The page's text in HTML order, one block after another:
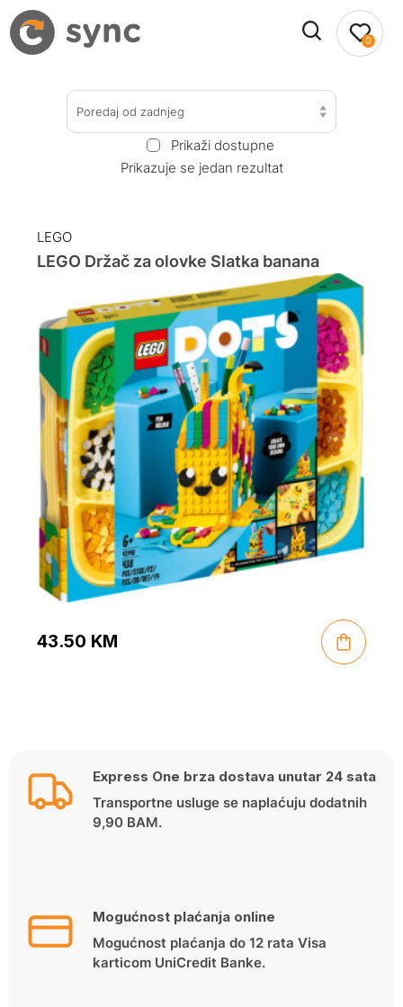
0
Poredaj od zadnjeg
Prikaži dostupne
Prikazuje se jedan rezultat
LEGO
LEGO Držač za olovke Slatka banana
43.50 KM
Express One brza dostava unutar 24 sata
Transportne usluge se naplaćuju dodatnih
9,90 BAM.
Mogućnost plaćanja online
Mogućnost plaćanja do 12 rata Visa
karticom UniCredit Banke.